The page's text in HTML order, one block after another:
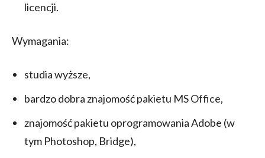
licencji.
Wymagania:
studia wyższe,
bardzo dobra znajomość pakietu MS Office,
znajomość pakietu oprogramowania Adobe (w
tym Photoshop, Bridge),